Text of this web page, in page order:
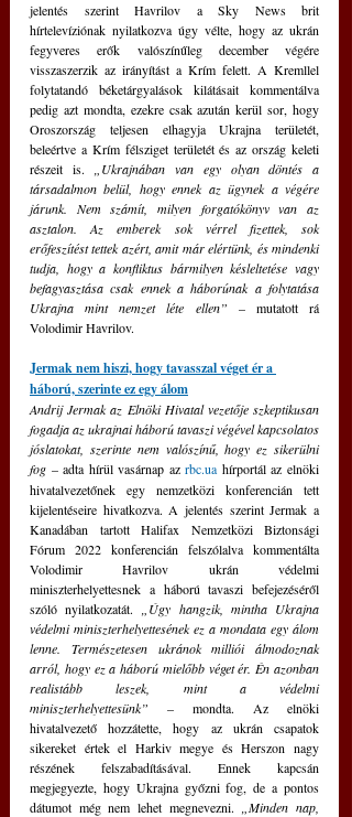
jelentés szerint Havrilov a Sky News brit
hírtelevíziónak nyilatkozva úgy vélte, hogy az ukrán
fegyveres erők valószínűleg december végére
visszaszerzik az irányítást a Krím felett. A Kremllel
folytatandó béketárgyalások kilátásait kommentálva
pedig azt mondta, ezekre csak azután kerül sor, hogy
Oroszország teljesen elhagyja Ukrajna területét,
beleértve a Krím félsziget területét és az ország keleti
részeit is.
„Ukrajnában van egy olyan döntés a
társadalmon belül, hogy ennek az ügynek a végére
járunk. Nem számít, milyen forgatókönyv van az
asztalon. Az emberek sok vérrel fizettek, sok
erőfeszítést tettek azért, amit már elértünk, és mindenki
tudja, hogy a konfliktus bármilyen késleltetése vagy
befagyasztása csak ennek a háborúnak a folytatása
Ukrajna mint nemzet léte ellen” – mutatott rá
Volodimir Havrilov.
Jermak nem hiszi, hogy tavasszal véget ér a
háború, szerinte ez egy álom
Andrij Jermak az Elnöki Hivatal vezetője szkeptikusan
fogadja az ukrajnai háború tavaszi végével kapcsolatos
jóslatokat, szerinte nem valószínű, hogy ez sikerülni
fog – adta hírül vasárnap az rbc.ua hírportál az elnöki
hivatalvezetőnek egy nemzetközi konferencián tett
kijelentéseire hivatkozva. A jelentés szerint Jermak a
Kanadában tartott Halifax Nemzetközi Biztonsági
Fórum 2022 konferencián felszólalva kommentálta
Volodimir Havrilov ukrán védelmi
miniszterhelyettesnek a háború tavaszi befejezéséről
szóló nyilatkozatát.
„Úgy hangzik, mintha Ukrajna
védelmi miniszterhelyettesének ez a mondata egy álom
lenne. Természetesen ukránok milliói álmodoznak
arról, hogy ez a háború mielőbb véget ér. Én azonban
realistább leszek, mint a védelmi
miniszterhelyettesünk” – mondta. Az elnöki
hivatalvezető hozzátette, hogy az ukrán csapatok
sikereket értek el Harkiv megye és Herszon nagy
részének felszabadításával. Ennek kapcsán
megjegyezte, hogy Ukrajna győzni fog, de a pontos
dátumot még nem lehet megnevezni.
„Minden nap,